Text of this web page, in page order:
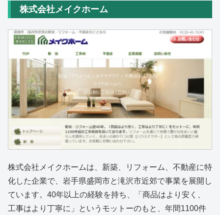
株式会社メイクホーム
株式会社メイクホームは、新築、リフォーム、不動産に特
化した企業で、岩手県盛岡市と滝沢市近郊で事業を展開し
ています。40年以上の経験を持ち、「商品はより安く、
工事はより丁寧に」というモットーのもと、年間1100件